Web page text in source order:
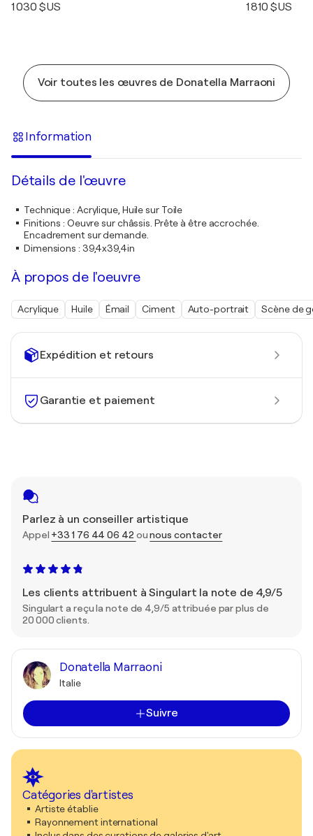
Expédition et retours
Garantie et paiement
Parlez à un conseiller artistique
Appel +33 1 76 44 06 42 ounous contacter
Les clients attribuent à Singulart la note de 4,9/5
Singulart a reçu la note de 4,9/5 attribuée par plus de
20 000 clients.
Donatella Marraoni
Italie
Suivre
Catégories d'artistes
Artiste établie
Rayonnement international
1 030 $US 1 810 $US
Voir toutes les œuvres de Donatella Marraoni
Information
Détails de l'œuvre
Technique: Acrylique, Huile sur Toile
Finitions : Oeuvre sur châssis. Prête à être accrochée.
Encadrement sur demande.
Dimensions : 39,4x39,4in
À propos de l'oeuvre
Acrylique Huile Émail Ciment Auto-portrait Scène de